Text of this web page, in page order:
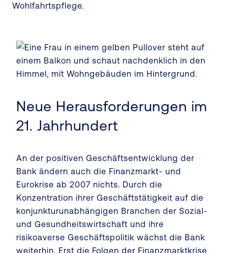
Wohlfahrtspflege.
Neue Herausforderungen im
21. Jahrhundert
An der positiven Geschäftsentwicklung der
Bank ändern auch die Finanzmarkt- und
Eurokrise ab 2007 nichts. Durch die
Konzentration ihrer Geschäftstätigkeit auf die
konjunkturunabhängigen Branchen der Sozial-
und Gesundheitswirtschaft und ihre
risikoaverse Geschäftspolitik wächst die Bank
weiterhin. Erst die Folgen der Finanzmarktkrise